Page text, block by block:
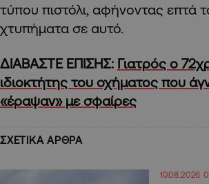
τύπου πιστόλι, αφήνοντας επτά
χτυπήματα σε αυτό.
ΔΙΑΒΑΣΤΕ ΕΠΙΣΗΣ: Γιατρός ο
ιδιοκτήτης του οχήματος που
«έραψαν» με σφαίρες
ΣΧΕΤΙΚΑ ΑΡΘΡΑ
10.08.2026